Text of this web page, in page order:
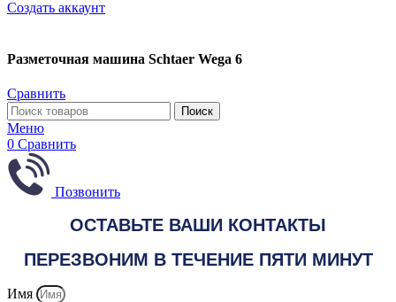
Создать аккаунт
Разметочная машина Schtaer Wega 6
Сравнить
Поиск
Меню
0 Сравнить
Позвонить
ОСТАВЬТЕ ВАШИ КОНТАКТЫ
ПЕРЕЗВОНИМ В ТЕЧЕНИЕ ПЯТИ МИНУТ
Имя